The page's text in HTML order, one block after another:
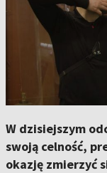
W dzisiejszym
swoją celność,
okazję zmierzyć